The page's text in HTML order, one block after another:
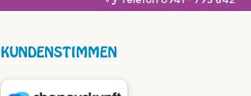
KUNDENSTIMMEN